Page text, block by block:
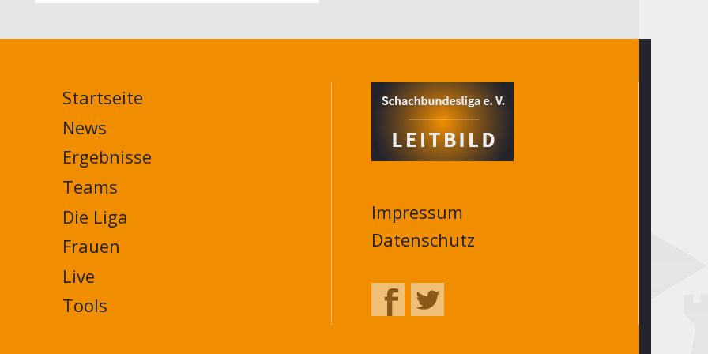
Spitzenduo
MAIN
NAVIGATION
FOOTER
Startseite
News
Ergebnisse
Teams
Die Liga
Frauen
Live
Tools
Impressum
Datenschutz